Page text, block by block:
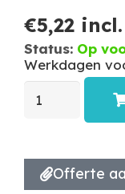
€5,22
Status: Op
Werkdagen
Offerte